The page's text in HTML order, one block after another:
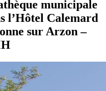
municipale
l’Hôtel Calemard
sur Arzon –